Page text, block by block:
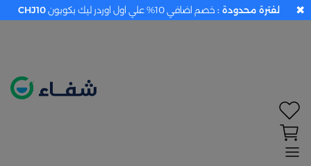
لفترة محدودة : خصم اضافي 10% علي اول اوردر ليك بكوبون CHJ10 ✖